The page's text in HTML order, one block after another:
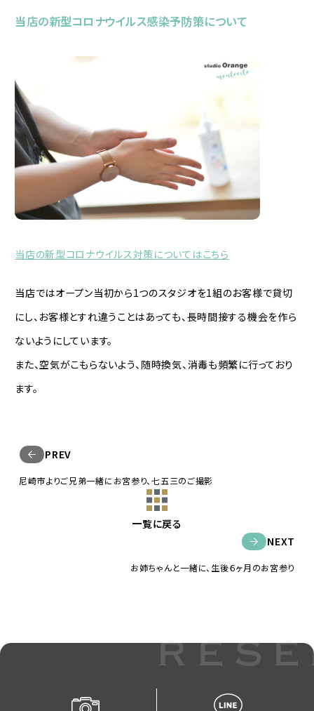
当店の新型コロナウイルス感染予防策について
当店の新型コロナウイルス対策についてはこちら
当店ではオープン当初から1つのスタジオを1組のお客様で貸切
にし、お客様とすれ違うことはあっても、長時間接する機会を作ら
ないようにしています。
また、空気がこもらないよう、随時換気、消毒も頻繁に行っており
ます。
PREV
尼崎市よりご兄弟一緒にお宮参り、七五三のご撮影
一覧に戻る
NEXT
お姉ちゃんと一緒に、生後６ヶ月のお宮参り